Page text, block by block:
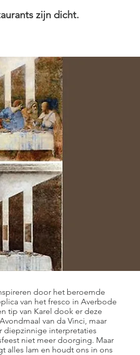
zijn dicht.
door het beroemde
van het fresco in Averbode
tip van Karel dook er deze
van da Vinci, maar
diepzinnige interpretaties
niet meer doorging. Maar
alles lam en houdt ons in ons